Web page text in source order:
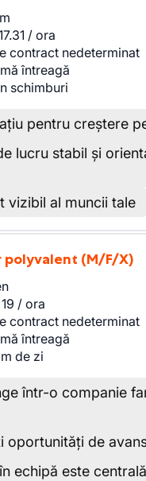
/ ora
contract nedeterminat
întreagă
schimburi
pentru creștere
lucru stabil și
vizibil al muncii tale
polyvalent (M/F/X)
19 / ora
contract nedeterminat
întreagă
de zi
într-o companie
oportunități de
echipă este centrală